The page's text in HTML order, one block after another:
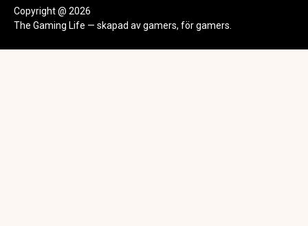
Copyright @ 2026
The Gaming Life — skapad av gamers, för gamers.